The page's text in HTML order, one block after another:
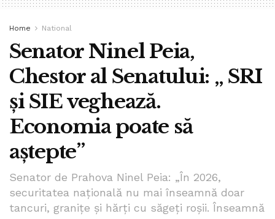
Home National
Senator Ninel Peia,
Chestor al Senatului: „ SRI
și SIE veghează.
Economia poate să
aștepte”
Senator de Prahova Ninel Peia: „În 2026,
securitatea națională nu mai înseamnă doar
tancuri, granițe și hărți cu săgeți roșii. Înseamnă